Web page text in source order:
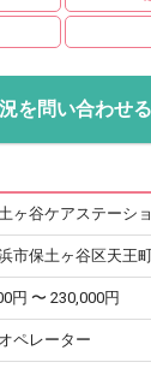
を問い合わせ
ヶ谷ケアステーシ
市保土ヶ谷区天王
円 〜 230,000円
ペレーター